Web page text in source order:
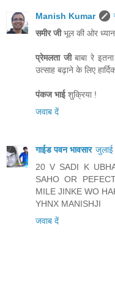
Manish Kumar
समीर जीभूल की ओर ध्यान
प्रेमलता जीबाबा रे
उत्साह बढ़ाने के लिए
पंकज भाईशुक्रिया !
जवाब दें
गाईड पवन भावसार
20 V SADI K
SAHO OR
MILE JINKE WO
YHNX MANISHJI
जवाब दें